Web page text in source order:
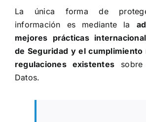
La única forma de
información es mediante la
mejores prácticas
de Seguridad y el
regulaciones existentes sobre
Datos.